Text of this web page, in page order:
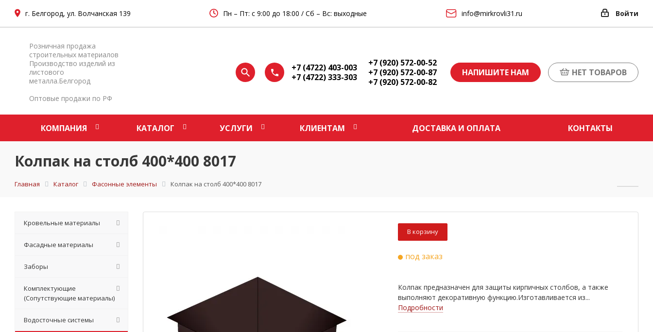
г. Белгород, ул. Волчанская 139 Пн – Пт: с 9:00 до 18:00 / Сб – Вс: выходные info@mirkrovli31.ru Войти
Розничная продажа
строительных материалов
Производство изделий из
листового
металла.Белгород
Оптовые продажи по РФ
+7 (4722) 403-003
+7 (4722) 333-303
+7 (920) 572-00-52
+7 (920) 572-00-87
+7 (920) 572-00-82
НАПИШИТЕ НАМ НЕТ ТОВАРОВ
КОМПАНИЯ КАТАЛОГ УСЛУГИ КЛИЕНТАМ ДОСТАВКА И ОПЛАТА КОНТАКТЫ
Колпак на столб 400*400 8017
Главная Каталог Фасонные элементы Колпак на столб 400*400 8017
В корзину
под заказ
Колпак предназначен для защиты кирпичных столбов, а также
выполняют декоративную функцию.Изготавливается из...
Подробности
Кровельные материалы
Фасадные материалы
Заборы
Комплектующие
(Сопутствующие материалы)
Водосточные системы